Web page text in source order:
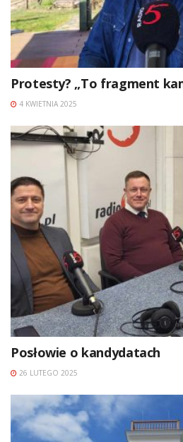
Protesty? „To fragment
4 KWIETNIA 2025
Posłowie o kandydatach
26 LUTEGO 2025